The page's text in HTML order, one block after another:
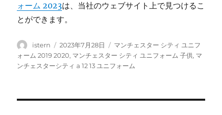
ォーム 2023は、当社のウェブサイト上で見つけるこ
とができます。
投
稿
者
istern
投
稿
日:
2023年7月28日
タ
グ
マンチェスター シティ ユニフ
ォーム 2019 2020, マンチェスター シティ ユニフォーム 子供, マ
ンチェスターシティ a 12 13 ユニフォーム